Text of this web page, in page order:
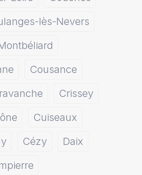
lès-Nevers
Cousance
Crissey
Cuiseaux
Cézy
Daix